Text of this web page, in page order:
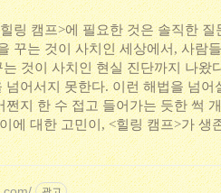
링 캠프>에 필요한 것은 솔직한
꾸는 것이 사치인 세상에서, 사람
것이 사치인 현실 진단까지 나왔
넘어서지 못한다. 이런 해법을 넘
쩐지 한 수 접고 들어가는 듯한 썩
에 대한 고민이, <힐링 캠프>가 생